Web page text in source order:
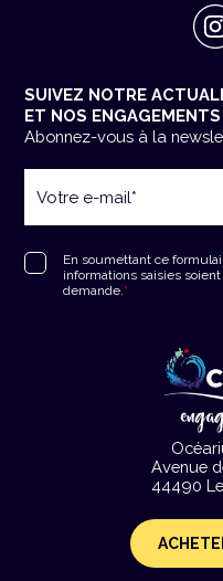
Avenue
44490
SUIVEZ NOTRE
ET NOS ENGAGEMENTS
Abonnez-vous à la
e-
RGPD*
En soumettant ce
informations saisies
demande.*